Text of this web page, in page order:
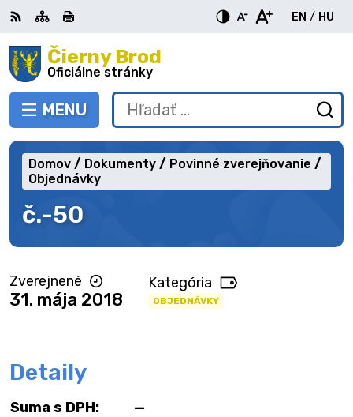
Preskočiť
na
obsah Čierny Brod
Oficiálne stránky
PREPNÚŤ
MENU
RSS MapaTlačiť
EN
English
/ HU
Hľadať:
č.-50
Domov Dokumenty
Povinné zverejňovanie
Objednávky
Zverejnené
31. mája 2018
Kategória
OBJEDNÁVKY
Detaily
Suma s DPH:
—